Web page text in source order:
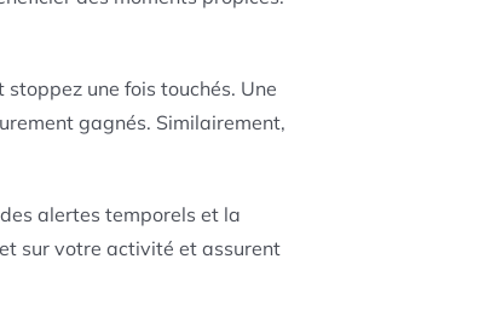
une fois touchés. Une
gagnés. Similairement,
alertes temporels et la
sur votre activité et assurent